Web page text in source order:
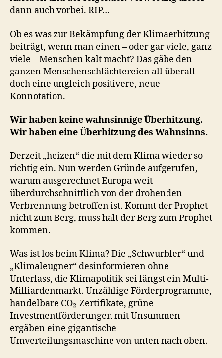
dann auch vorbei. RIP…
Ob es was zur Bekämpfung der Klimaerhitzung
beiträgt, wenn man einen – oder gar viele, ganz
viele – Menschen kalt macht? Das gäbe den
ganzen Menschenschlächtereien all überall
doch eine ungleich positivere, neue
Konnotation.
Wir haben keine wahnsinnige Überhitzung.
Wir haben eine Überhitzung des Wahnsinns.
Derzeit „heizen“ die mit dem Klima wieder so
richtig ein. Nun werden Gründe aufgerufen,
warum ausgerechnet Europa weit
überdurchschnittlich von der drohenden
Verbrennung betroffen ist. Kommt der Prophet
nicht zum Berg, muss halt der Berg zum Prophet
kommen.
Was ist los beim Klima? Die „Schwurbler“ und
„Klimaleugner“ desinformieren ohne
Unterlass, die Klimapolitik sei längst ein Multi-
Milliardenmarkt. Unzählige Förderprogramme,
handelbare CO₂-Zertifikate, grüne
Investmentförderungen mit Unsummen
ergäben eine gigantische
Umverteilungsmaschine von unten nach oben.